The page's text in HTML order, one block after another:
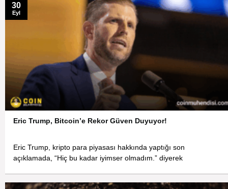
Eric Trump, Bitcoin’e Rekor Güven Duyuyor!
Eric Trump, kripto para piyasası hakkında yaptığı son
açıklamada, “Hiç bu kadar iyimser olmadım.” diyerek
30
Eyl